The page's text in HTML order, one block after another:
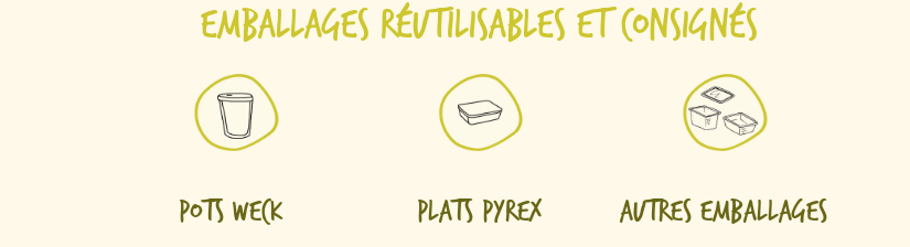
Emballages réutilisables et consignés
Pots Weck Plats Pyrex Autres emballages